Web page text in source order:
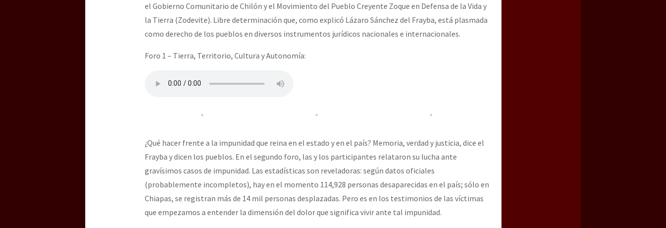
el Gobierno Comunitario de Chilón y el Movimiento del Pueblo Creyente Zoque en Defensa de la Vida y
la Tierra (Zodevite). Libre determinación que, como explicó Lázaro Sánchez del Frayba, está plasmada
como derecho de los pueblos en diversos instrumentos jurídicos nacionales e internacionales.
Foro 1 – Tierra, Territorio, Cultura y Autonomía:
¿Qué hacer frente a la impunidad que reina en el estado y en el país? Memoria, verdad y justicia, dice el
Frayba y dicen los pueblos. En el segundo foro, las y los participantes relataron su lucha ante
gravísimos casos de impunidad. Las estadísticas son reveladoras: según datos oficiales
(probablemente incompletos), hay en el momento 114,928 personas desaparecidas en el país; sólo en
Chiapas, se registran más de 14 mil personas desplazadas. Pero es en los testimonios de las víctimas
que empezamos a entender la dimensión del dolor que significa vivir ante tal impunidad.